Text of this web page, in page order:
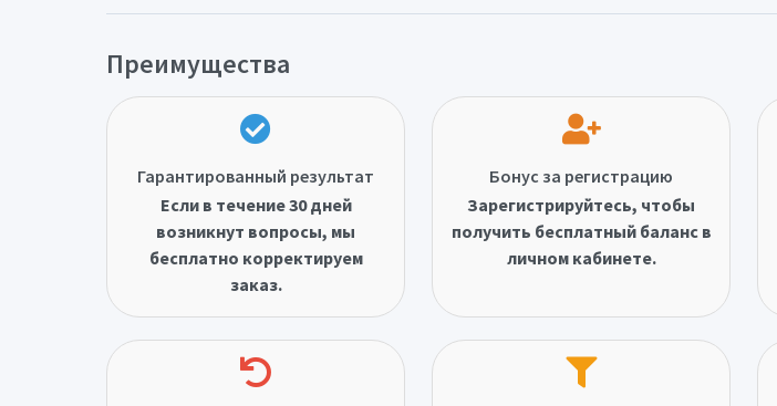
Преимущества
Гарантированный результат
Если в течение 30 дней
возникнут вопросы, мы
бесплатно корректируем
заказ.
Бонус за регистрацию
Зарегистрируйтесь, чтобы
получить бесплатный баланс в
личном кабинете.